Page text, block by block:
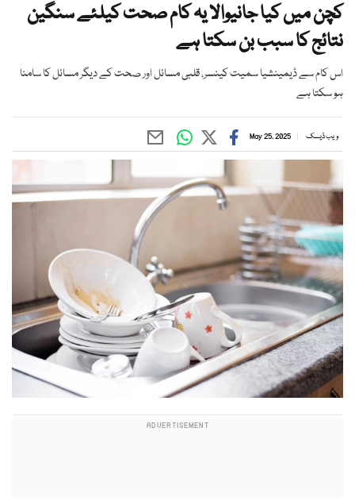
کچن میں کیا جانیوالا یہ کام صحت کیلئے سنگین
نتائج کا سبب بن سکتا ہے
اس کام سے ڈیمینشیا سمیت کینسر، قلبی مسائل اور صحت کے دیگر مسائل کا سامنا
ہو سکتا ہے
ویب ڈیسک May 25, 2025